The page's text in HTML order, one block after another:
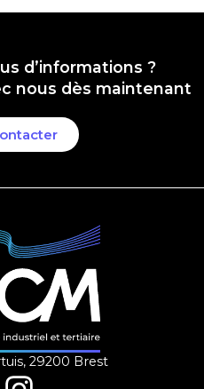
d’informations ?
nous dès maintenant
29200 Brest